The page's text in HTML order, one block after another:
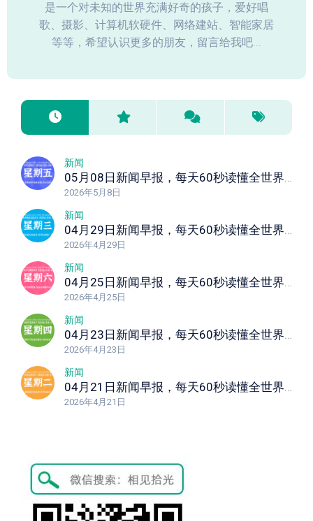
是一个对未知的世界充满好奇的孩子，爱好唱
歌、摄影、计算机软硬件、网络建站、智能家居
等等，希望认识更多的朋友，留言给我吧...
新闻
05月08日新闻早报，每天60秒读懂全世界！
2026年5月8日
新闻
04月29日新闻早报，每天60秒读懂全世界！
2026年4月29日
新闻
04月25日新闻早报，每天60秒读懂全世界！
2026年4月25日
新闻
04月23日新闻早报，每天60秒读懂全世界！
2026年4月23日
新闻
04月21日新闻早报，每天60秒读懂全世界！
2026年4月21日